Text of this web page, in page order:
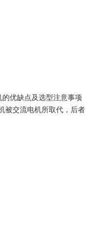
优缺点及选型注意事项
被交流电机所取代，后者